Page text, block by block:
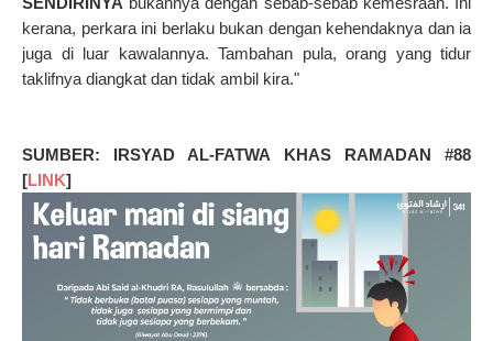
kerana, perkara ini berlaku bukan dengan kehendaknya dan ia
juga di luar kawalannya. Tambahan pula, orang yang tidur
taklifnya diangkat dan tidak ambil kira."
SUMBER: IRSYAD AL-FATWA KHAS RAMADAN #88
[LINK]